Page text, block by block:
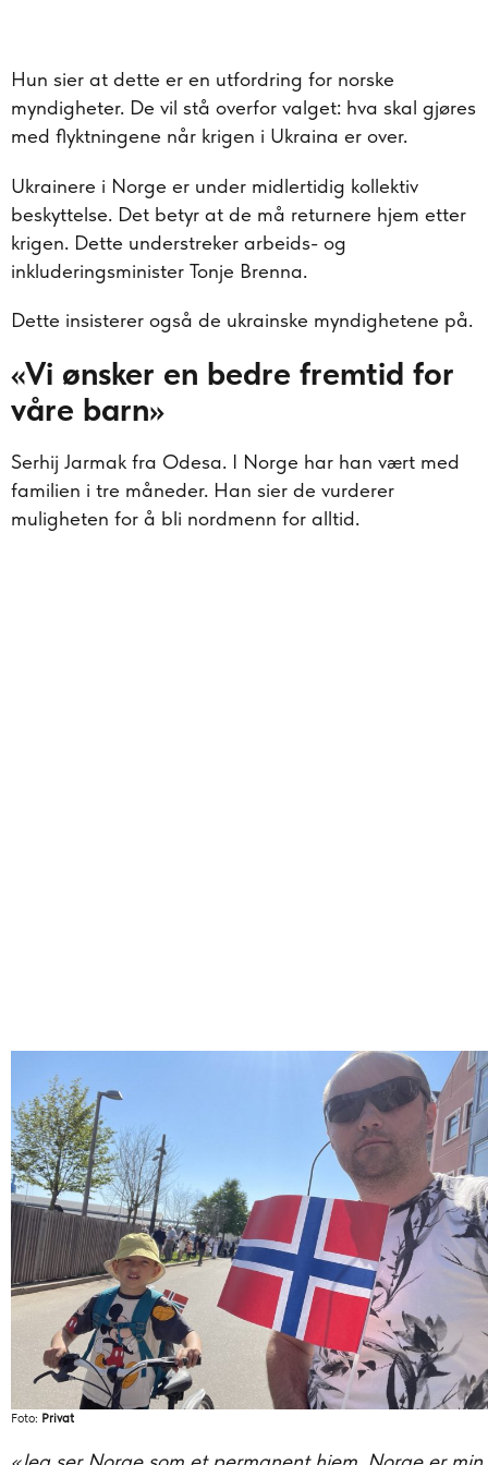
Hun sier at dette er en utfordring for norske
myndigheter. De vil stå overfor valget: hva skal gjøres
med flyktningene når krigen i Ukraina er over.
Ukrainere i Norge er under midlertidig kollektiv
beskyttelse. Det betyr at de må returnere hjem etter
krigen. Dette understreker arbeids- og
inkluderingsminister Tonje Brenna.
Dette insisterer også de ukrainske myndighetene på.
«Vi ønsker en bedre fremtid for
våre barn»
Serhij Jarmak fra Odesa. I Norge har han vært med
familien i tre måneder. Han sier de vurderer
muligheten for å bli nordmenn for alltid.
Foto: Privat